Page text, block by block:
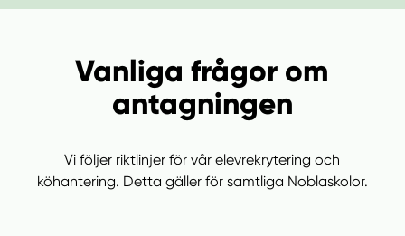
Vanliga frågor om
antagningen
Vi följer riktlinjer för vår elevrekrytering och
köhantering. Detta gäller för samtliga Noblaskolor.